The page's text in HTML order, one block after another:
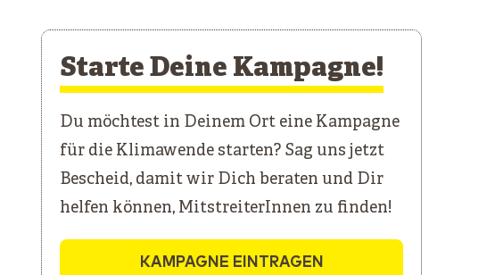
Starte Deine Kampagne!
Du möchtest in Deinem Ort eine Kampagne
für die Klimawende starten? Sag uns jetzt
Bescheid, damit wir Dich beraten und Dir
helfen können, MitstreiterInnen zu finden!
KAMPAGNE EINTRAGEN